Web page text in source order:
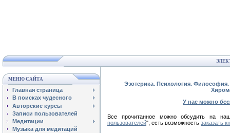
МЕНЮ САЙТА
Главная страница
В поисках чудесного
Авторские курсы
Записи пользователей
Медитации
Музыка для медитаций
Эзотерика. Психология.
У нас можно
Все прочитанное можно обсудить на
пользователей", есть возможность заказать